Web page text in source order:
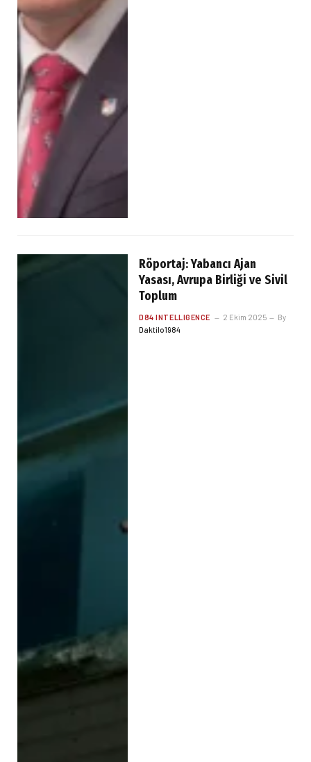
Röportaj: Yabancı Ajan
Yasası, Avrupa Birliği ve Sivil
Toplum
D84 INTELLIGENCE 2 Ekim 2025
By
Daktilo1984